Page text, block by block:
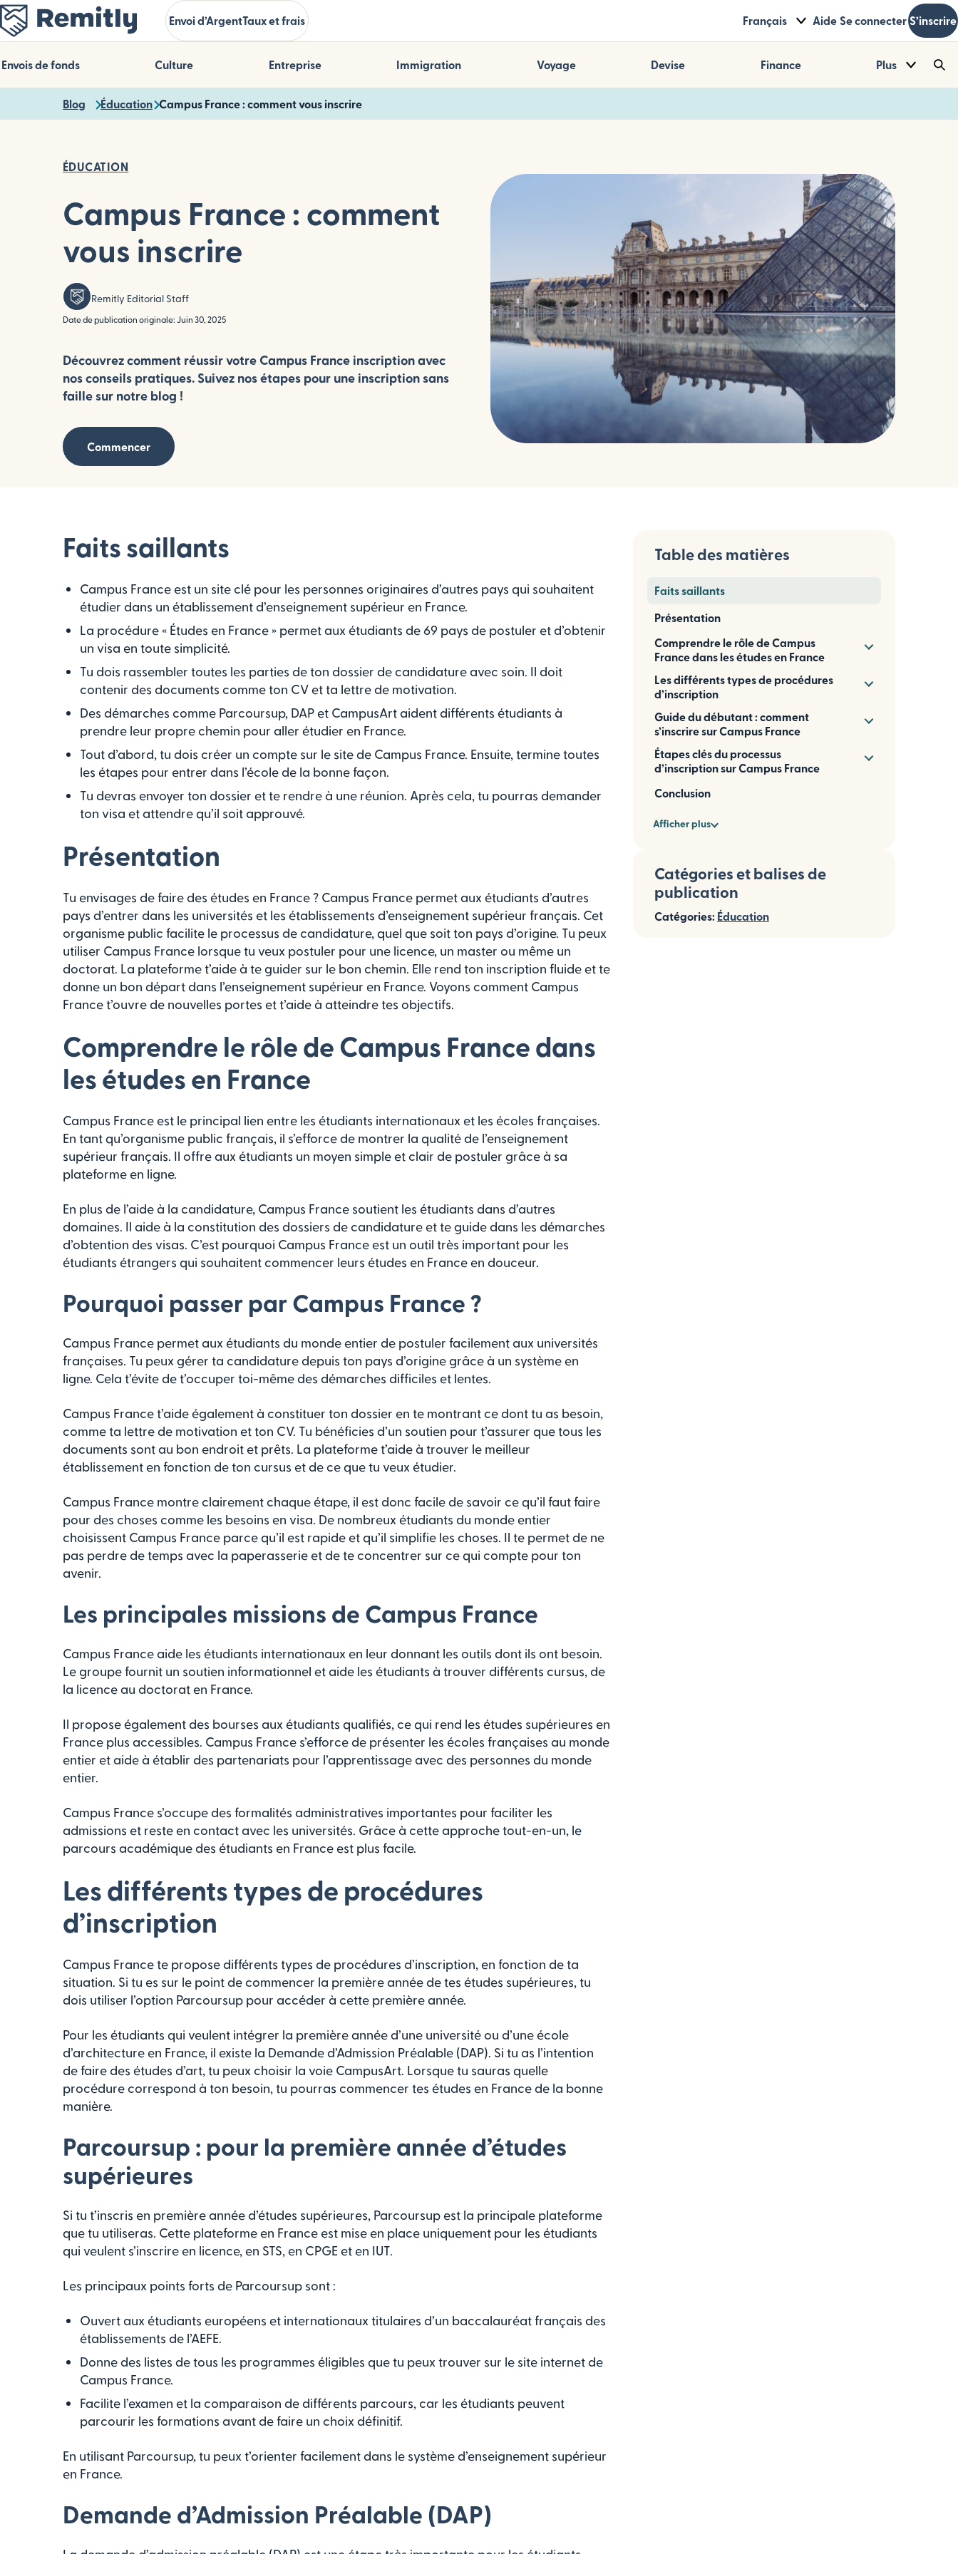
Skip
to
main
content
Envoi d’ArgentTaux et frais Français Aide Se connecter S’inscrire
Envois de fonds Culture Entreprise Immigration Voyage Devise Finance Plus
Blog Éducation Campus France : comment vous inscrire
ÉDUCATION
Campus France : comment
vous inscrire
Remitly Editorial Staff
Date de publication originale: Juin 30, 2025
Découvrez comment réussir votre Campus France inscription avec
nos conseils pratiques. Suivez nos étapes pour une inscription sans
faille sur notre blog !
Commencer
Faits saillants
Campus France est un site clé pour les personnes originaires d’autres pays qui souhaitent
étudier dans un établissement d’enseignement supérieur en France.
La procédure « Études en France » permet aux étudiants de 69 pays de postuler et d’obtenir
un visa en toute simplicité.
Tu dois rassembler toutes les parties de ton dossier de candidature avec soin. Il doit
contenir des documents comme ton CV et ta lettre de motivation.
Des démarches comme Parcoursup, DAP et CampusArt aident différents étudiants à
prendre leur propre chemin pour aller étudier en France.
Tout d’abord, tu dois créer un compte sur le site de Campus France. Ensuite, termine toutes
les étapes pour entrer dans l’école de la bonne façon.
Tu devras envoyer ton dossier et te rendre à une réunion. Après cela, tu pourras demander
ton visa et attendre qu’il soit approuvé.
Présentation
Tu envisages de faire des études en France ? Campus France permet aux étudiants d’autres
pays d’entrer dans les universités et les établissements d’enseignement supérieur français. Cet
organisme public facilite le processus de candidature, quel que soit ton pays d’origine. Tu peux
utiliser Campus France lorsque tu veux postuler pour une licence, un master ou même un
doctorat. La plateforme t’aide à te guider sur le bon chemin. Elle rend ton inscription fluide et te
donne un bon départ dans l’enseignement supérieur en France. Voyons comment Campus
France t’ouvre de nouvelles portes et t’aide à atteindre tes objectifs.
Comprendre le rôle de Campus France dans
les études en France
Campus France est le principal lien entre les étudiants internationaux et les écoles françaises.
En tant qu’organisme public français, il s’efforce de montrer la qualité de l’enseignement
supérieur français. Il offre aux étudiants un moyen simple et clair de postuler grâce à sa
plateforme en ligne.
En plus de l’aide à la candidature, Campus France soutient les étudiants dans d’autres
domaines. Il aide à la constitution des dossiers de candidature et te guide dans les démarches
d’obtention des visas. C’est pourquoi Campus France est un outil très important pour les
étudiants étrangers qui souhaitent commencer leurs études en France en douceur.
Pourquoi passer par Campus France ?
Campus France permet aux étudiants du monde entier de postuler facilement aux universités
françaises. Tu peux gérer ta candidature depuis ton pays d’origine grâce à un système en
ligne. Cela t’évite de t’occuper toi-même des démarches difficiles et lentes.
Campus France t’aide également à constituer ton dossier en te montrant ce dont tu as besoin,
comme ta lettre de motivation et ton CV. Tu bénéficies d’un soutien pour t’assurer que tous les
documents sont au bon endroit et prêts. La plateforme t’aide à trouver le meilleur
établissement en fonction de ton cursus et de ce que tu veux étudier.
Campus France montre clairement chaque étape, il est donc facile de savoir ce qu’il faut faire
pour des choses comme les besoins en visa. De nombreux étudiants du monde entier
choisissent Campus France parce qu’il est rapide et qu’il simplifie les choses. Il te permet de ne
pas perdre de temps avec la paperasserie et de te concentrer sur ce qui compte pour ton
avenir.
Les principales missions de Campus France
Campus France aide les étudiants internationaux en leur donnant les outils dont ils ont besoin.
Le groupe fournit un soutien informationnel et aide les étudiants à trouver différents cursus, de
la licence au doctorat en France.
Il propose également des bourses aux étudiants qualifiés, ce qui rend les études supérieures en
France plus accessibles. Campus France s’efforce de présenter les écoles françaises au monde
entier et aide à établir des partenariats pour l’apprentissage avec des personnes du monde
entier.
Campus France s’occupe des formalités administratives importantes pour faciliter les
admissions et reste en contact avec les universités. Grâce à cette approche tout-en-un, le
parcours académique des étudiants en France est plus facile.
Les différents types de procédures
d’inscription
Campus France te propose différents types de procédures d’inscription, en fonction de ta
situation. Si tu es sur le point de commencer la première année de tes études supérieures, tu
dois utiliser l’option Parcoursup pour accéder à cette première année.
Pour les étudiants qui veulent intégrer la première année d’une université ou d’une école
d’architecture en France, il existe la Demande d’Admission Préalable (DAP). Si tu as l’intention
de faire des études d’art, tu peux choisir la voie CampusArt. Lorsque tu sauras quelle
procédure correspond à ton besoin, tu pourras commencer tes études en France de la bonne
manière.
Parcoursup : pour la première année d’études
supérieures
Si tu t’inscris en première année d’études supérieures, Parcoursup est la principale plateforme
que tu utiliseras. Cette plateforme en France est mise en place uniquement pour les étudiants
qui veulent s’inscrire en licence, en STS, en CPGE et en IUT.
Les principaux points forts de Parcoursup sont :
Ouvert aux étudiants européens et internationaux titulaires d’un baccalauréat français des
établissements de l’AEFE.
Donne des listes de tous les programmes éligibles que tu peux trouver sur le site internet de
Campus France.
Facilite l’examen et la comparaison de différents parcours, car les étudiants peuvent
parcourir les formations avant de faire un choix définitif.
En utilisant Parcoursup, tu peux t’orienter facilement dans le système d’enseignement supérieur
en France.
Demande d’Admission Préalable (DAP)
Table des matières
Faits saillants
Présentation
Comprendre le rôle de Campus
France dans les études en France
Les différents types de procédures
d’inscription
Guide du débutant : comment
s’inscrire sur Campus France
Étapes clés du processus
d’inscription sur Campus France
Conclusion
Afficher plus
Catégories et balises de
publication
Catégories: Éducation